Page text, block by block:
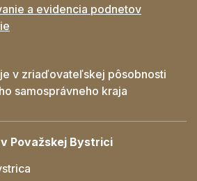
a evidencia podnetov
v zriaďovateľskej pôsobnosti
samosprávneho kraja
Považskej Bystrici